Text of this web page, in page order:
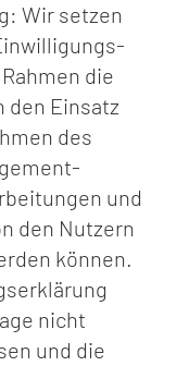
Wir setzen
die
den Einsatz
des
und
den Nutzern
können.
nicht
und die